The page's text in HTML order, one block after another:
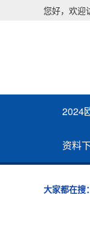
您好，欢迎
2024
资料
大家都在搜：